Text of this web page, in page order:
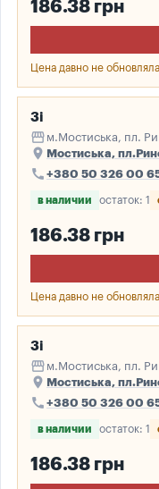
186.38 грн
Цена давно не
3і
storefront м.Мостиська, пл.
place Мостиська,
call +380 50 326 00
в наличии остаток: 1
186.38 грн
Цена давно не
3і
storefront м.Мостиська, пл.
place Мостиська,
call +380 50 326 00
в наличии остаток: 1
186.38 грн